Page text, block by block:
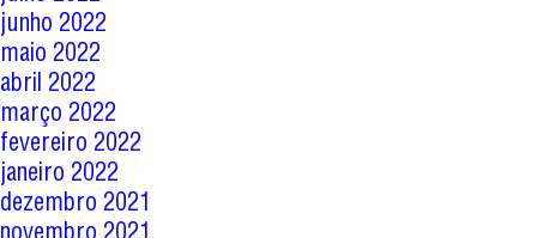
junho 2022
maio 2022
abril 2022
março 2022
fevereiro 2022
janeiro 2022
dezembro 2021
novembro 2021